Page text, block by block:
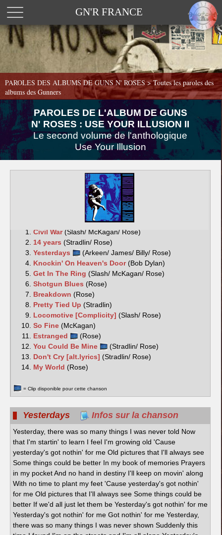
GN'R FRANCE
PAROLES DES ALBUMS DE GUNS N' ROSES >Toutes les paroles des
albums des Gunners
PAROLES DE L'ALBUM DE GUNS
N' ROSES : USE YOUR ILLUSION II
Le second volume de l'anthologique
Use Your Illusion
Civil War(Slash/ McKagan/ Rose)
14 years(Stradlin/ Rose)
Yesterdays
(Arkeen/ James/ Billy/ Rose)
Knockin' On Heaven's Door(Bob Dylan)
Get In The Ring(Slash/ McKagan/ Rose)
Shotgun Blues(Rose)
Breakdown(Rose)
Pretty Tied Up(Stradlin)
Locomotive [Complicity](Slash/ Rose)
So Fine(McKagan)
Estranged
(Rose)
You Could Be Mine
(Stradlin/ Rose)
Don't Cry [alt.lyrics](Stradlin/ Rose)
My World(Rose)
= Clip disponible pour cette chanson
Yesterdays Infos sur la chanson
Yesterday, there was so many things I was never told Now
that I'm startin' to learn I feel I'm growing old 'Cause
yesterday's got nothin' for me Old pictures that I'll always see
Some things could be better In my book of memories Prayers
in my pocket And no hand in destiny I'll keep on movin' along
With no time to plant my feet 'Cause yesterday's got nothin'
for me Old pictures that I'll always see Some things could be
better If we'd all just let them be Yesterday's got nothin' for me
Yesterday's got nothin' for me Got nothin' for me Yesterday,
there was so many things I was never shown Suddenly this